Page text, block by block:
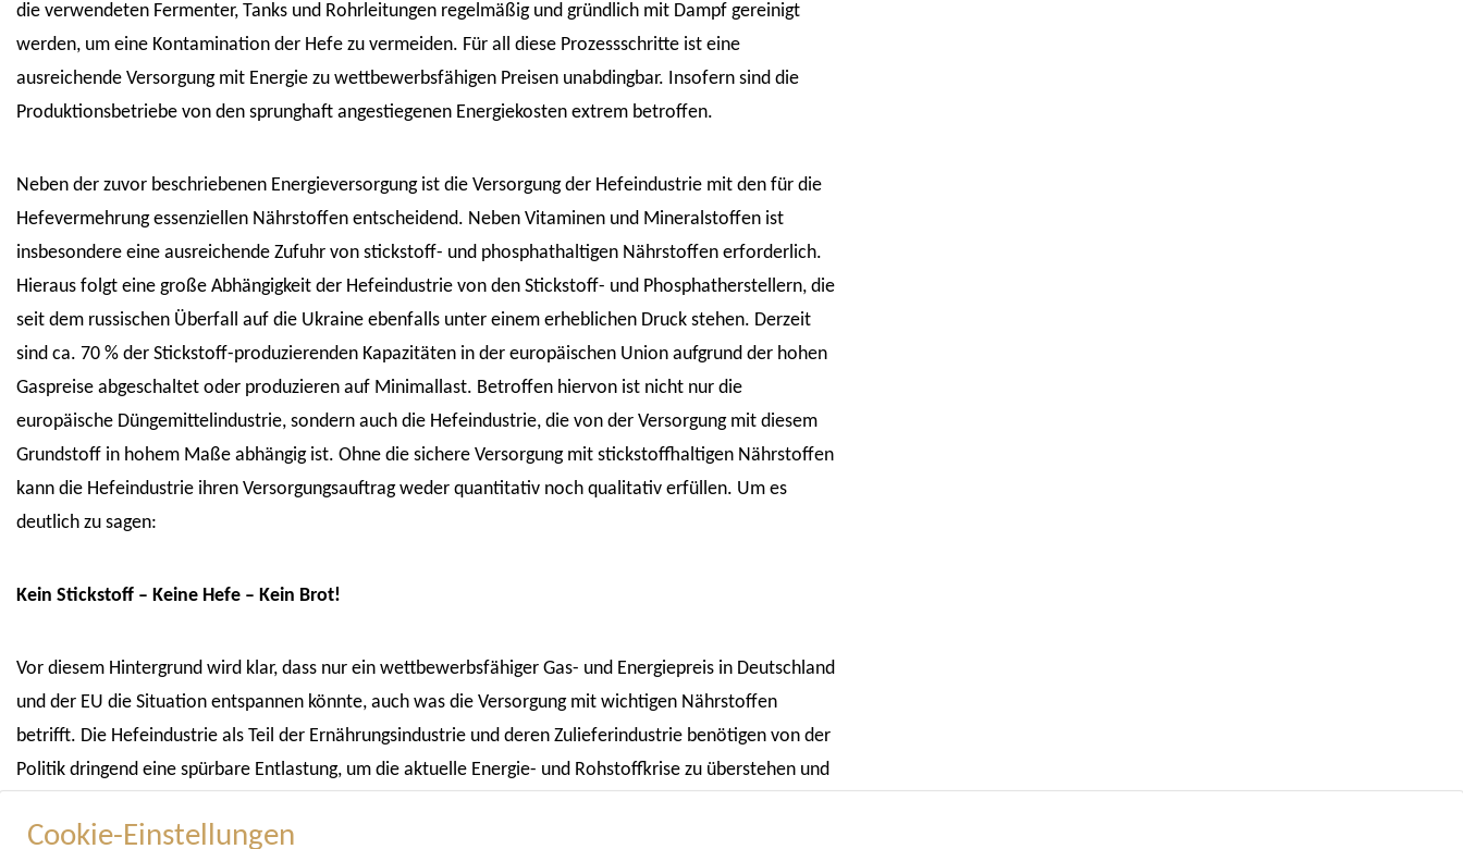
Cookie-Einstellungen
die verwendeten Fermenter, Tanks und Rohrleitungen regelmäßig und gründlich mit Dampf gereinigt
werden, um eine Kontamination der Hefe zu vermeiden. Für all diese Prozessschritte ist eine
ausreichende Versorgung mit Energie zu wettbewerbsfähigen Preisen unabdingbar. Insofern sind die
Produktionsbetriebe von den sprunghaft angestiegenen Energiekosten extrem betroffen.
Neben der zuvor beschriebenen Energieversorgung ist die Versorgung der Hefeindustrie mit den für die
Hefevermehrung essenziellen Nährstoffen entscheidend. Neben Vitaminen und Mineralstoffen ist
insbesondere eine ausreichende Zufuhr von stickstoff- und phosphathaltigen Nährstoffen erforderlich.
Hieraus folgt eine große Abhängigkeit der Hefeindustrie von den Stickstoff- und Phosphatherstellern, die
seit dem russischen Überfall auf die Ukraine ebenfalls unter einem erheblichen Druck stehen. Derzeit
sind ca. 70 % der Stickstoff-produzierenden Kapazitäten in der europäischen Union aufgrund der hohen
Gaspreise abgeschaltet oder produzieren auf Minimallast. Betroffen hiervon ist nicht nur die
europäische Düngemittelindustrie, sondern auch die Hefeindustrie, die von der Versorgung mit diesem
Grundstoff in hohem Maße abhängig ist. Ohne die sichere Versorgung mit stickstoffhaltigen Nährstoffen
kann die Hefeindustrie ihren Versorgungsauftrag weder quantitativ noch qualitativ erfüllen. Um es
deutlich zu sagen:
Kein Stickstoff – Keine Hefe – Kein Brot!
Vor diesem Hintergrund wird klar, dass nur ein wettbewerbsfähiger Gas- und Energiepreis in Deutschland
und der EU die Situation entspannen könnte, auch was die Versorgung mit wichtigen Nährstoffen
betrifft. Die Hefeindustrie als Teil der Ernährungsindustrie und deren Zulieferindustrie benötigen von der
Politik dringend eine spürbare Entlastung, um die aktuelle Energie- und Rohstoffkrise zu überstehen und
Gasumlage ist aus Sicht der Lebensmittel produzierenden Unternehmen zu begrüßen, aber weitere